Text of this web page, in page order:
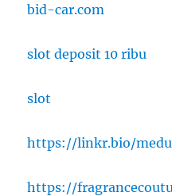
bid-car.com
slot deposit 10 ribu
slot
https://linkr.bio/
https://